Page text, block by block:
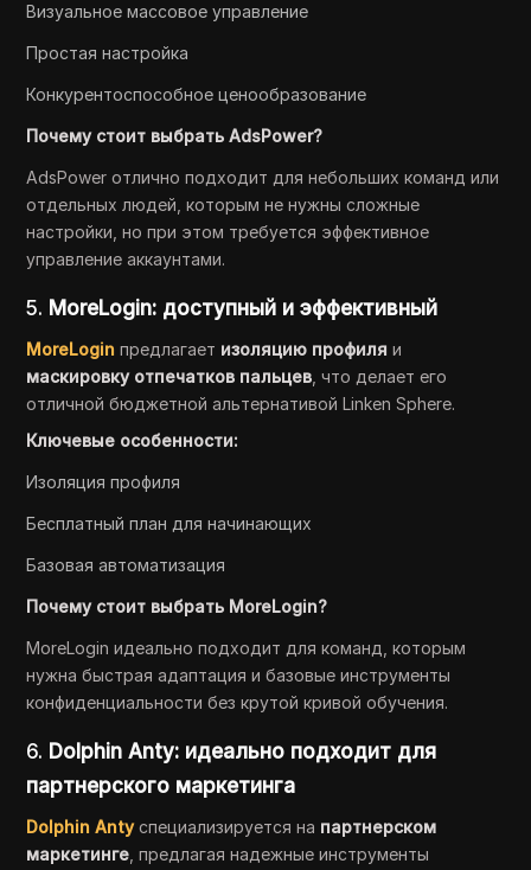
Визуальное массовое управление
Простая настройка
Конкурентоспособное ценообразование
Почему стоит выбрать AdsPower?
AdsPower отлично подходит для небольших команд или
отдельных людей, которым не нужны сложные
настройки, но при этом требуется эффективное
управление аккаунтами.
5. MoreLogin: доступный и эффективный
MoreLogin предлагает изоляцию профиля и
маскировку отпечатков пальцев , что делает его
отличной бюджетной альтернативой Linken Sphere.
Ключевые особенности:
Изоляция профиля
Бесплатный план для начинающих
Базовая автоматизация
Почему стоит выбрать MoreLogin?
MoreLogin идеально подходит для команд, которым
нужна быстрая адаптация и базовые инструменты
конфиденциальности без крутой кривой обучения.
6. Dolphin Anty: идеально подходит для
партнерского маркетинга
Dolphin Antyспециализируется на партнерском
маркетинге , предлагая надежные инструменты